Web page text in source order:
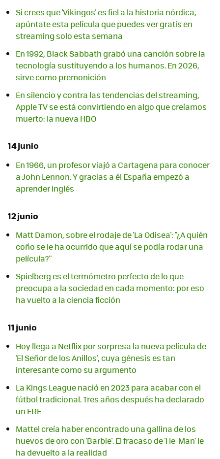
Si crees que 'Vikingos' es fiel a la historia nórdica,
apúntate esta película que puedes ver gratis en
streaming solo esta semana
En 1992, Black Sabbath grabó una canción sobre la
tecnología sustituyendo a los humanos. En 2026,
sirve como premonición
En silencio y contra las tendencias del streaming,
Apple TV se está convirtiendo en algo que creíamos
muerto: la nueva HBO
14 junio
En 1966, un profesor viajó a Cartagena para conocer
a John Lennon. Y gracias a él España empezó a
aprender inglés
12 junio
Matt Damon, sobre el rodaje de 'La Odisea': "¿A quién
coño se le ha ocurrido que aquí se podía rodar una
película?"
Spielberg es el termómetro perfecto de lo que
preocupa a la sociedad en cada momento: por eso
ha vuelto a la ciencia ficción
11 junio
Hoy llega a Netflix por sorpresa la nueva película de
'El Señor de los Anillos', cuya génesis es tan
interesante como su argumento
La Kings League nació en 2023 para acabar con el
fútbol tradicional. Tres años después ha declarado
un ERE
Mattel creía haber encontrado una gallina de los
huevos de oro con 'Barbie'. El fracaso de 'He-Man' le
ha devuelto a la realidad